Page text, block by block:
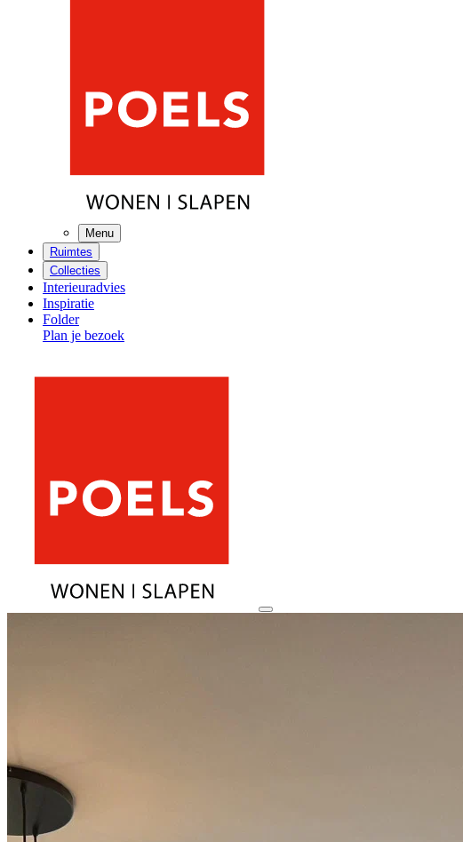
Menu
Ruimtes
Collecties
Interieuradvies
Inspiratie
Folder
Plan je bezoek